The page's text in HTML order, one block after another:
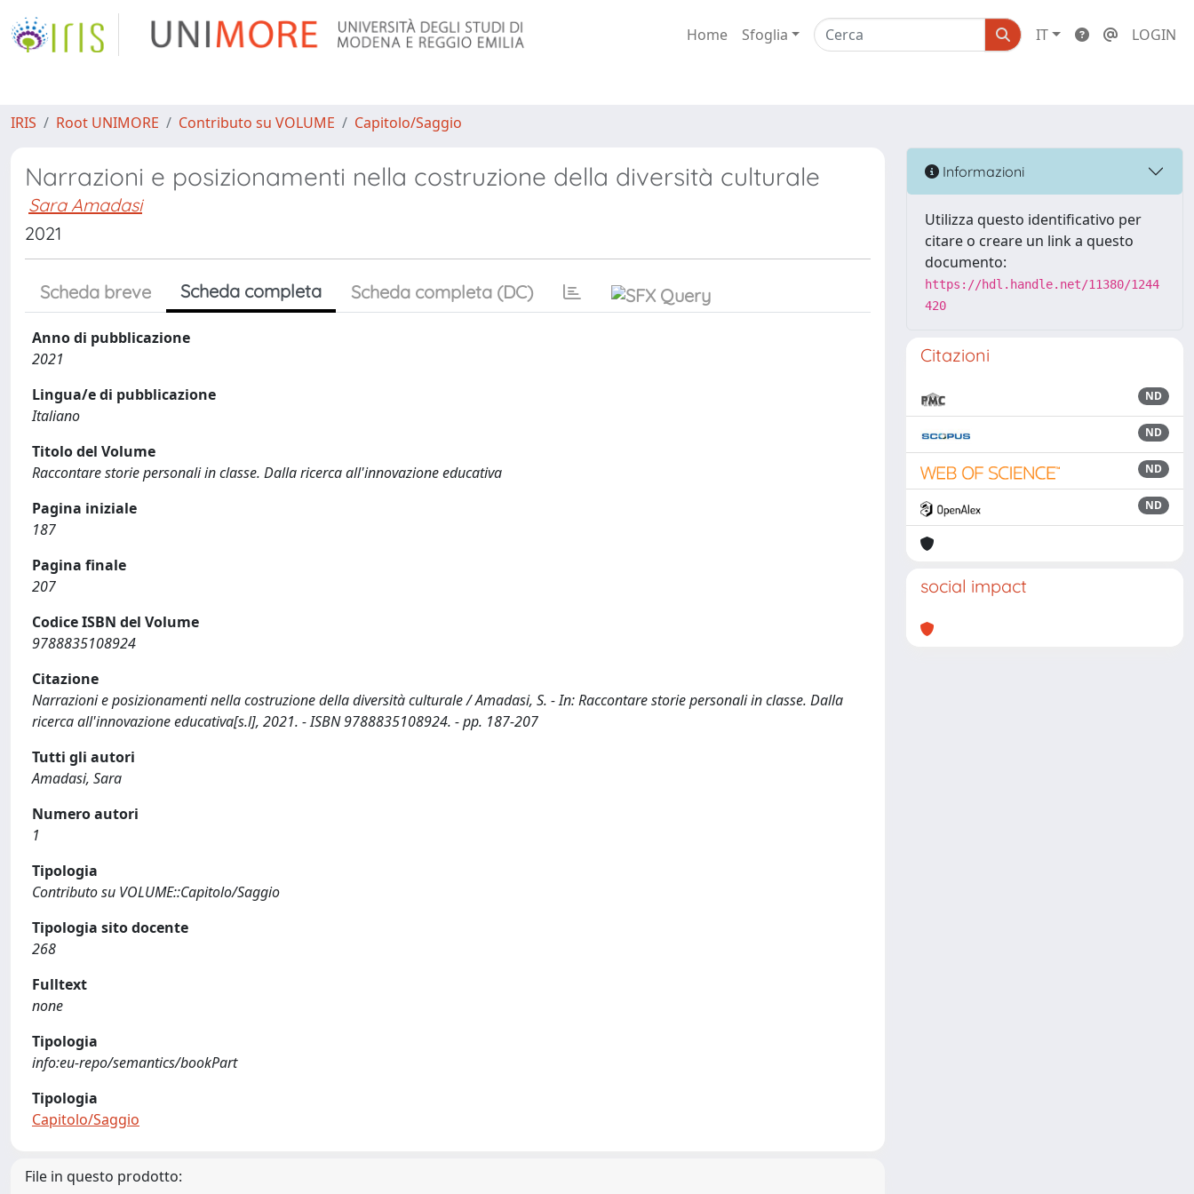
Home Sfoglia IT LOGIN
IRIS Root UNIMORE Contributo su VOLUME Capitolo/Saggio
Narrazioni e posizionamenti nella costruzione della diversità culturale
Sara Amadasi
2021
Scheda breve Scheda completa Scheda completa (DC)
Anno di pubblicazione
2021
Lingua/e di pubblicazione
Italiano
Titolo del Volume
Raccontare storie personali in classe. Dalla ricerca all'innovazione educativa
Pagina iniziale
187
Pagina finale
207
Codice ISBN del Volume
9788835108924
Citazione
Narrazioni e posizionamenti nella costruzione della diversità culturale / Amadasi, S. - In: Raccontare storie personali in classe. Dalla
ricerca all'innovazione educativa[s.l], 2021. - ISBN 9788835108924. - pp. 187-207
Tutti gli autori
Amadasi, Sara
Numero autori
1
Tipologia
Contributo su VOLUME::Capitolo/Saggio
Tipologia sito docente
268
Fulltext
none
Tipologia
info:eu-repo/semantics/bookPart
Tipologia
Capitolo/Saggio
File in questo prodotto:
Informazioni
Utilizza questo identificativo per
citare o creare un link a questo
documento:
https://hdl.handle.net/11380/1244
420
Citazioni
ND
ND
ND
ND
social impact